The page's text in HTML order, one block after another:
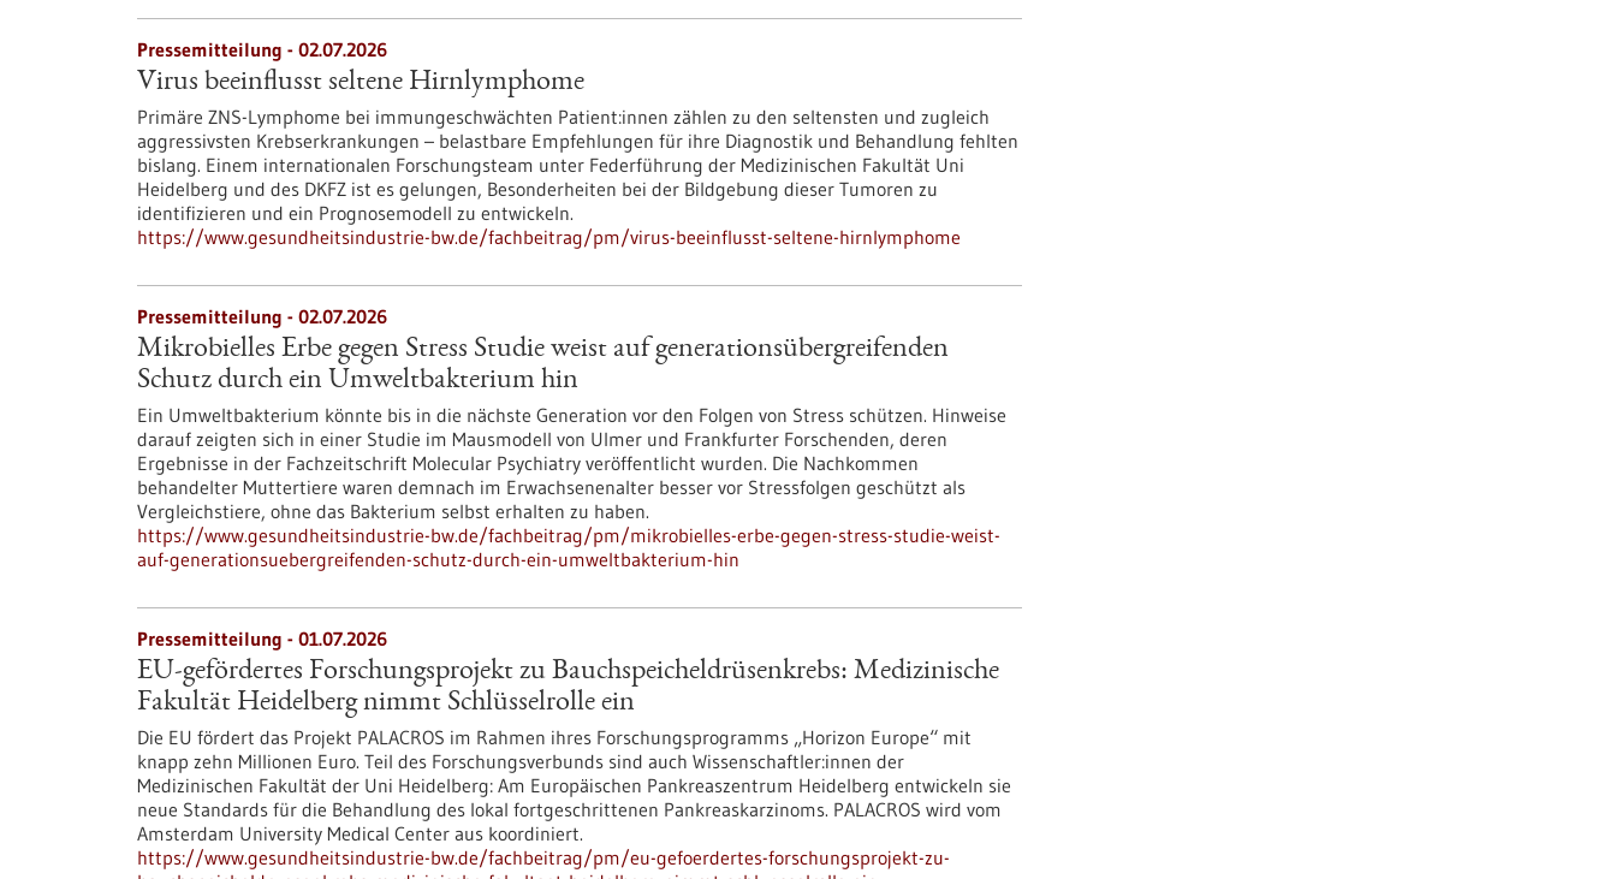
Pressemitteilung - 02.07.2026
Virus beeinflusst seltene Hirnlymphome
Primäre ZNS-Lymphome bei immungeschwächten Patient:innen zählen zu den seltensten und zugleich
aggressivsten Krebserkrankungen – belastbare Empfehlungen für ihre Diagnostik und Behandlung fehlten
bislang. Einem internationalen Forschungsteam unter Federführung der Medizinischen Fakultät Uni
Heidelberg und des DKFZ ist es gelungen, Besonderheiten bei der Bildgebung dieser Tumoren zu
identifizieren und ein Prognosemodell zu entwickeln.
https://www.gesundheitsindustrie-bw.de/fachbeitrag/pm/virus-beeinflusst-seltene-hirnlymphome
Pressemitteilung - 02.07.2026
Mikrobielles Erbe gegen Stress Studie weist auf generationsübergreifenden
Schutz durch ein Umweltbakterium hin
Ein Umweltbakterium könnte bis in die nächste Generation vor den Folgen von Stress schützen. Hinweise
darauf zeigten sich in einer Studie im Mausmodell von Ulmer und Frankfurter Forschenden, deren
Ergebnisse in der Fachzeitschrift Molecular Psychiatry veröffentlicht wurden. Die Nachkommen
behandelter Muttertiere waren demnach im Erwachsenenalter besser vor Stressfolgen geschützt als
Vergleichstiere, ohne das Bakterium selbst erhalten zu haben.
https://www.gesundheitsindustrie-bw.de/fachbeitrag/pm/mikrobielles-erbe-gegen-stress-studie-weist-
auf-generationsuebergreifenden-schutz-durch-ein-umweltbakterium-hin
Pressemitteilung - 01.07.2026
EU-gefördertes Forschungsprojekt zu Bauchspeicheldrüsenkrebs: Medizinische
Fakultät Heidelberg nimmt Schlüsselrolle ein
Die EU fördert das Projekt PALACROS im Rahmen ihres Forschungsprogramms „Horizon Europe“ mit
knapp zehn Millionen Euro. Teil des Forschungsverbunds sind auch Wissenschaftler:innen der
Medizinischen Fakultät der Uni Heidelberg: Am Europäischen Pankreaszentrum Heidelberg entwickeln sie
neue Standards für die Behandlung des lokal fortgeschrittenen Pankreaskarzinoms. PALACROS wird vom
Amsterdam University Medical Center aus koordiniert.
https://www.gesundheitsindustrie-bw.de/fachbeitrag/pm/eu-gefoerdertes-forschungsprojekt-zu-